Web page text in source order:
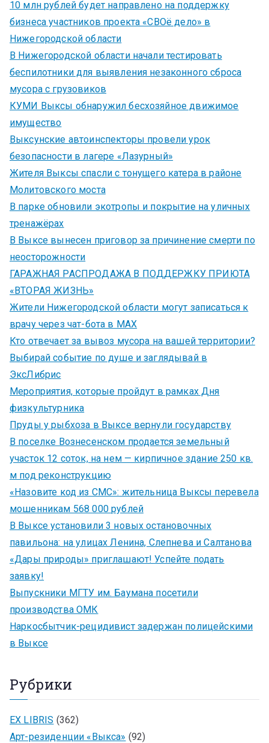
10 млн рублей будет направлено на поддержку
бизнеса участников проекта «СВОё дело» в
Нижегородской области
В Нижегородской области начали тестировать
беспилотники для выявления незаконного сброса
мусора с грузовиков
КУМИ Выксы обнаружил бесхозяйное движимое
имущество
Выксунские автоинспекторы провели урок
безопасности в лагере «Лазурный»
Жителя Выксы спасли с тонущего катера в районе
Молитовского моста
В парке обновили экотропы и покрытие на уличных
тренажёрах
В Выксе вынесен приговор за причинение смерти по
неосторожности
ГАРАЖНАЯ РАСПРОДАЖА В ПОДДЕРЖКУ ПРИЮТА
«ВТОРАЯ ЖИЗНЬ»
Жители Нижегородской области могут записаться к
врачу через чат-бота в MAX
Кто отвечает за вывоз мусора на вашей территории?
Выбирай событие по душе и заглядывай в
ЭксЛибрис
Мероприятия, которые пройдут в рамках Дня
физкультурника
Пруды у рыбхоза в Выксе вернули государству
В поселке Вознесенском продается земельный
участок 12 соток, на нем — кирпичное здание 250 кв.
м под реконструкцию
«Назовите код из СМС»: жительница Выксы перевела
мошенникам 568 000 рублей
В Выксе установили 3 новых остановочных
павильона: на улицах Ленина, Слепнева и Салтанова
«Дары природы» приглашают! Успейте подать
заявку!
Выпускники МГТУ им. Баумана посетили
производства ОМК
Наркосбытчик-рецидивист задержан полицейскими
в Выксе
Рубрики
EX LIBRIS (362)
Арт-резиденции «Выкса» (92)